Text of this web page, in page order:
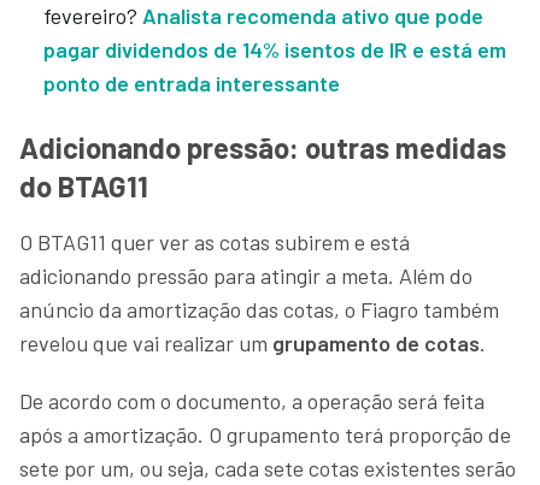
fevereiro? Analista recomenda ativo que pode
pagar dividendos de 14% isentos de IR e está em
ponto de entrada interessante
Adicionando pressão: outras medidas
do BTAG11
O BTAG11 quer ver as cotas subirem e está
adicionando pressão para atingir a meta. Além do
anúncio da amortização das cotas, o Fiagro também
revelou que vai realizar um grupamento de cotas.
De acordo com o documento, a operação será feita
após a amortização. O grupamento terá proporção de
sete por um, ou seja, cada sete cotas existentes serão